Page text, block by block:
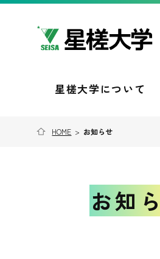
星槎大学について
HOME > お知らせ
お知